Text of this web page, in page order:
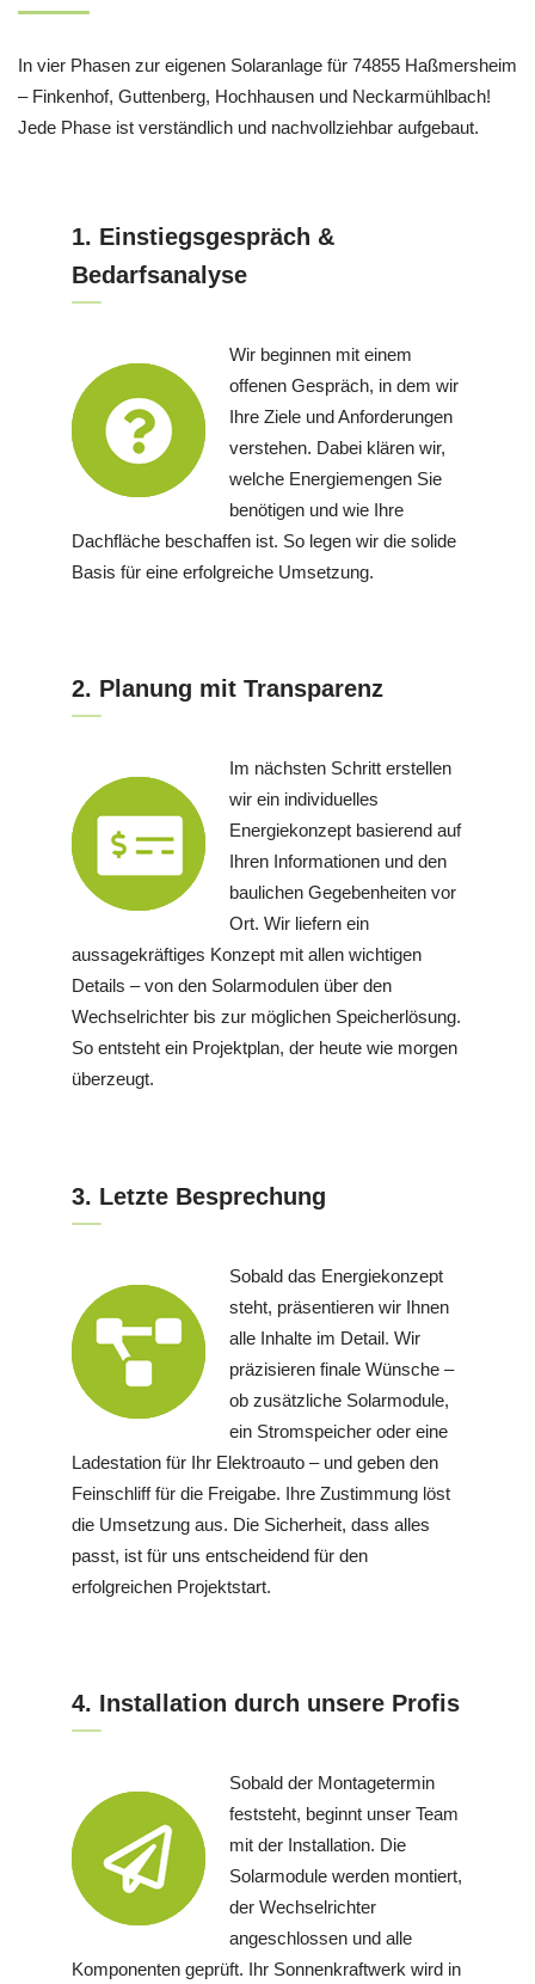
In vier Phasen zur eigenen Solaranlage für 74855 Haßmersheim
– Finkenhof, Guttenberg, Hochhausen und Neckarmühlbach!
Jede Phase ist verständlich und nachvollziehbar aufgebaut.
1. Einstiegsgespräch &
Bedarfsanalyse
Wir beginnen mit einem
offenen Gespräch, in dem wir
Ihre Ziele und Anforderungen
verstehen. Dabei klären wir,
welche Energiemengen Sie
benötigen und wie Ihre
Dachfläche beschaffen ist. So legen wir die solide
Basis für eine erfolgreiche Umsetzung.
2. Planung mit Transparenz
Im nächsten Schritt erstellen
wir ein individuelles
Energiekonzept basierend auf
Ihren Informationen und den
baulichen Gegebenheiten vor
Ort. Wir liefern ein
aussagekräftiges Konzept mit allen wichtigen
Details – von den Solarmodulen über den
Wechselrichter bis zur möglichen Speicherlösung.
So entsteht ein Projektplan, der heute wie morgen
überzeugt.
3. Letzte Besprechung
Sobald das Energiekonzept
steht, präsentieren wir Ihnen
alle Inhalte im Detail. Wir
präzisieren finale Wünsche –
ob zusätzliche Solarmodule,
ein Stromspeicher oder eine
Ladestation für Ihr Elektroauto – und geben den
Feinschliff für die Freigabe. Ihre Zustimmung löst
die Umsetzung aus. Die Sicherheit, dass alles
passt, ist für uns entscheidend für den
erfolgreichen Projektstart.
4. Installation durch unsere Profis
Sobald der Montagetermin
feststeht, beginnt unser Team
mit der Installation. Die
Solarmodule werden montiert,
der Wechselrichter
angeschlossen und alle
Komponenten geprüft. Ihr Sonnenkraftwerk wird in